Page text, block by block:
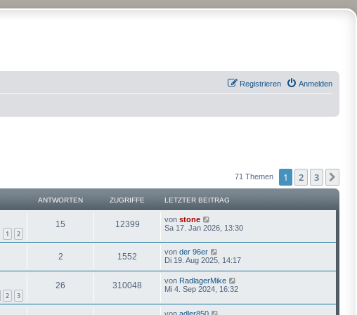
Anmelden
Registrieren
71 Themen 1 2 3
ANTWORTEN ZUGRIFFE LETZTER BEITRAG
1 2
15 12399 von stone
Sa 17. Jan 2026, 13:30
2 1552 von der 96er
Di 19. Aug 2025, 14:17
2 3
26 310048 von RadlagerMike
Mi 4. Sep 2024, 16:32